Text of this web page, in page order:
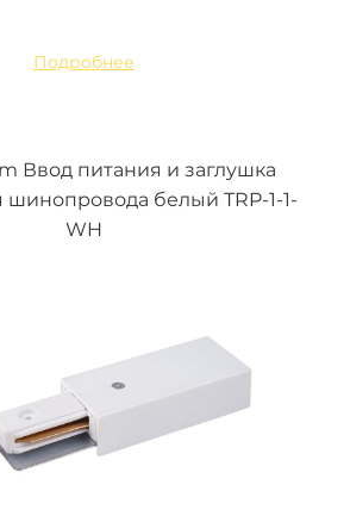
Подробнее
Ввод питания и заглушка
шинопровода белый TRP-1-1-
WH